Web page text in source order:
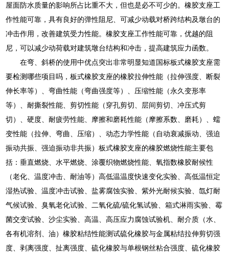
屋面防水质量的影响所占比重不大，但也是必不可少的。橡胶支座工
作性能可靠，具有良好的弹性阻尼、可减少动载对桥跨结构及墩台的
冲击作用，改善建筑受力性能。橡胶支座工作性能可靠，优越的阻
尼，可以减少动荷载对建筑墩台结构和冲击，提高建筑应力函数。
在弯、斜桥的使用中优点突出非常明显知道国标板式橡胶支座需
要检测哪些项目吗，板式橡胶支座的橡胶拉伸性能（拉伸强度、断裂
伸长率等）、弯曲性能（弯曲强度等）、压缩性能（永久变形率
等）、耐撕裂性能、剪切性能（穿孔剪切、层间剪切、冲压式剪
切）、硬度、耐疲劳性能、摩擦和磨耗性能（摩擦系数、磨耗）、蠕
变性能（拉伸、弯曲、压缩）、动态力学性能（自动衰减振动、强迫
振动共振、强迫振动非共振）板式橡胶支座的橡胶燃烧性能主要包
括：垂直燃烧、水平燃烧、涂覆织物燃烧性能、氧指数橡胶耐候性
（老化、温度冲击、耐油等）高低温温度快速变化实验、高低温恒定
湿热试验、温度冲击试验、盐雾腐蚀实验、紫外光耐候实验、氙灯耐
气候试验、臭氧老化试验、二氧化硫/硫化氢试验、箱式淋雨实验、霉
菌交变试验、沙尘实验、高温、高压应力腐蚀试验机、耐介质（水、
各有机溶剂、油）橡胶粘结性能测试硫化橡胶与金属粘结拉伸剪切强
度、剥离强度、扯离强度、硫化橡胶与单根钢丝粘合强度、硫化橡胶